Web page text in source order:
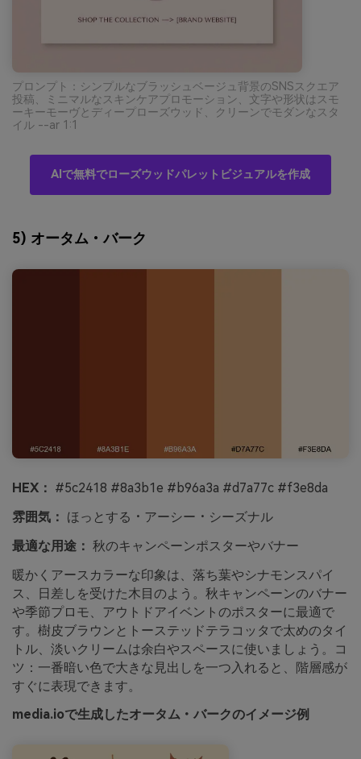
プロンプト：シンプルなブラッシュベージュ背景のSNSスクエア
投稿、ミニマルなスキンケアプロモーション、文字や形状はスモ
ーキーモーヴとディープローズウッド、クリーンでモダンなスタ
イル --ar 1:1
AIで無料でローズウッドパレットビジュアルを作成
5) オータム・バーク
HEX： #5c2418 #8a3b1e #b96a3a #d7a77c #f3e8da
雰囲気： ほっとする・アーシー・シーズナル
最適な用途： 秋のキャンペーンポスターやバナー
暖かくアースカラーな印象は、落ち葉やシナモンスパイ
ス、日差しを受けた木目のよう。秋キャンペーンのバナー
や季節プロモ、アウトドアイベントのポスターに最適で
す。樹皮ブラウンとトーステッドテラコッタで太めのタイ
トル、淡いクリームは余白やスペースに使いましょう。コ
ツ：一番暗い色で大きな見出しを一つ入れると、階層感が
すぐに表現できます。
media.ioで生成したオータム・バークのイメージ例